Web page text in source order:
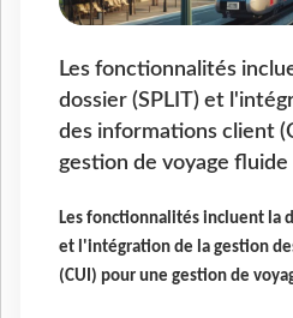
Les fonctionnalités
dossier (SPLIT) et
des informations client
gestion de voyage fluide
Les fonctionnalités incluent la
et l'intégration de la gestion
(CUI) pour une gestion de